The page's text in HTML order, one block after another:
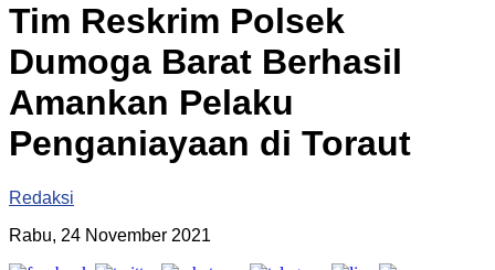
Tim Reskrim Polsek
Dumoga Barat Berhasil
Amankan Pelaku
Penganiayaan di Toraut
Redaksi
Rabu, 24 November 2021